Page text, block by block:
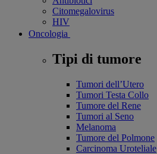
Citomegalovirus
HIV
Oncologia
Tipi di tumore
Tumori dell’Utero
Tumori Testa Collo
Tumore del Rene
Tumori al Seno
Melanoma
Tumore del Polmone
Carcinoma Uroteliale